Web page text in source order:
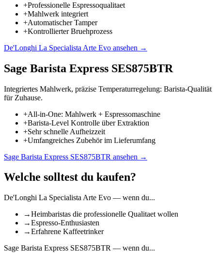
+Professionelle Espressoqualitaet
+Mahlwerk integriert
+Automatischer Tamper
+Kontrollierter Bruehprozess
De'Longhi La Specialista Arte Evo ansehen →
Sage Barista Express SES875BTR
Integriertes Mahlwerk, präzise Temperaturregelung: Barista-Qualität
für Zuhause.
+All-in-One: Mahlwerk + Espressomaschine
+Barista-Level Kontrolle über Extraktion
+Sehr schnelle Aufheizzeit
+Umfangreiches Zubehör im Lieferumfang
Sage Barista Express SES875BTR ansehen →
Welche solltest du kaufen?
De'Longhi La Specialista Arte Evo — wenn du...
→Heimbaristas die professionelle Qualitaet wollen
→Espresso-Enthusiasten
→Erfahrene Kaffeetrinker
Sage Barista Express SES875BTR — wenn du...